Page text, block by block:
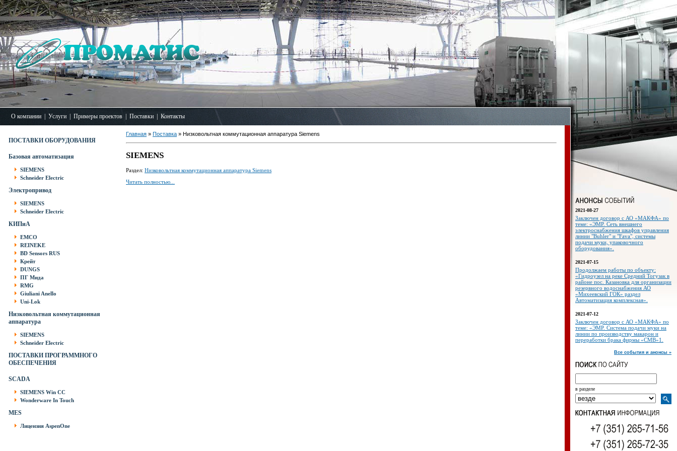
О компании Услуги Примеры проектов Поставки Контакты
ПОСТАВКИ ОБОРУДОВАНИЯ
Базовая автоматизация
SIEMENS
Schneider Electric
Электропривод
SIEMENS
Schneider Electric
КИПиА
EMCO
REINEKE
BD Sensors RUS
Крейт
DUNGS
ПГ Мида
RMG
Giuliani Anello
Uni-Lok
Низковольтная коммутационная
аппаратура
SIEMENS
Schneider Electric
ПОСТАВКИ ПРОГРАММНОГО
ОБЕСПЕЧЕНИЯ
SCADA
SIEMENS Win CC
Wonderware In Touch
MES
Лицензия AspenOne
Главная » Поставка » Низковольтная коммутационная аппаратура Siemens
SIEMENS
Раздел: Низковольтная коммутационная аппаратура Siemens
Читать полностью...
2021-08-27
Заключен договор с АО «МАКФА» по
теме: «ЭМР. Сеть внешнего
электроснабжения шкафов управления
линии "Buhler" и "Fava", системы
подачи муки, упаковочного
оборудования».
2021-07-15
Продолжаем работы по объекту:
«Гидроузел на реке Средний Тогузак в
районе пос. Казановка для организации
резервного водоснабжения АО
«Михеевский ГОК» раздел
Автоматизация комплексная».
2021-07-12
Заключен договор с АО «МАКФА» по
теме: «ЭМР. Система подачи муки на
линии по производству макарон и
переработки брака фирмы «СМВ»1.
Все события и анонсы »
в разделе